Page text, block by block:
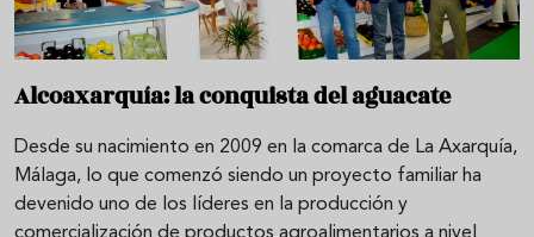
Alcoaxarquía: la conquista del aguacate
Desde su nacimiento en 2009 en la comarca de La Axarquía,
Málaga, lo que comenzó siendo un proyecto familiar ha
devenido uno de los líderes en la producción y